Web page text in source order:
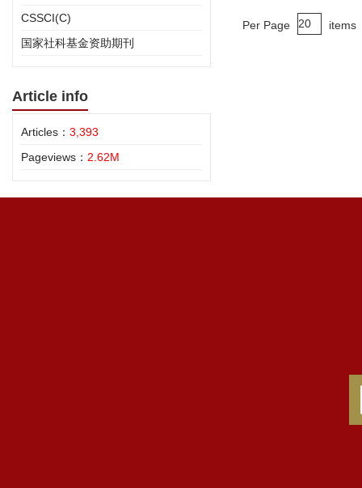
CSSCI(C)
国家社科基金资助期刊
Article info
Articles： 3,393
Pageviews： 2.62M
Per Page items